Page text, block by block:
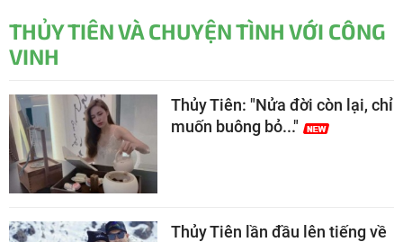
THỦY TIÊN VÀ CHUYỆN TÌNH VỚI CÔNG
VINH
Thủy Tiên: "Nửa đời còn lại, chỉ
muốn buông bỏ..."
Thủy Tiên lần đầu lên tiếng về